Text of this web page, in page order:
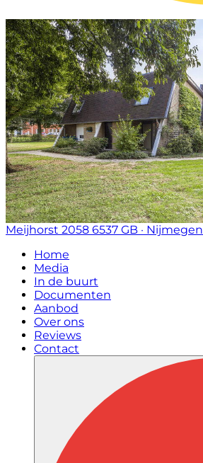
Meijhorst 2058 6537 GB · Nijmegen
Home
Media
In de buurt
Documenten
Aanbod
Over ons
Reviews
Contact